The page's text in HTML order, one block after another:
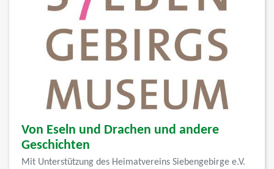
Von Eseln und Drachen und andere
Geschichten
Mit Unterstützung des Heimatvereins Siebengebirge e.V.